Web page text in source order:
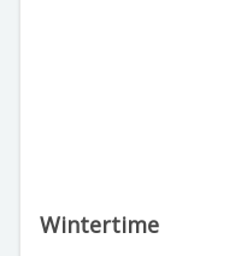
Wintertime